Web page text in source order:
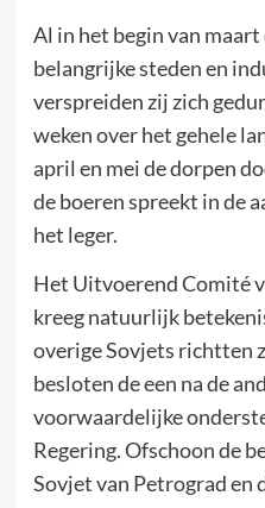
Al in het begin van
belangrijke steden en
verspreiden zij zich
weken over het gehele
april en mei de dorpen
de boeren spreekt in de
het leger.
Het Uitvoerend Comité
kreeg natuurlijk
overige Sovjets richtten
besloten de een na de
voorwaardelijke
Regering. Ofschoon de
Sovjet van Petrograd en